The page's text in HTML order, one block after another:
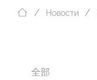
Новости
全部